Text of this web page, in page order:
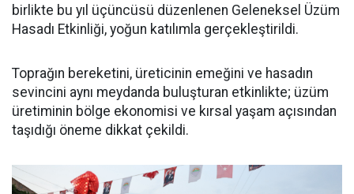
birlikte bu yıl üçüncüsü düzenlenen Geleneksel Üzüm
Hasadı Etkinliği, yoğun katılımla gerçekleştirildi.
Toprağın bereketini, üreticinin emeğini ve hasadın
sevincini aynı meydanda buluşturan etkinlikte; üzüm
üretiminin bölge ekonomisi ve kırsal yaşam açısından
taşıdığı öneme dikkat çekildi.